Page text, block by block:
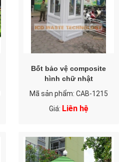
Bốt bảo vệ composite
hình chữ nhật
Mã sản phẩm: CAB-1215
Giá: Liên hệ